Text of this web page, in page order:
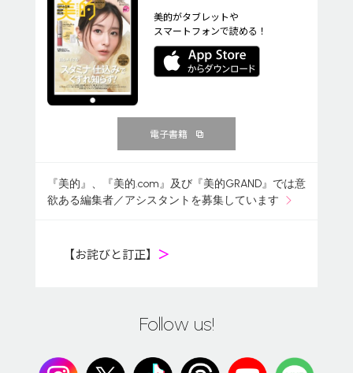
美的がタブレットや
スマートフォンで読める！
電子書籍
『美的』、『美的.com』及び『美的GRAND』では意
欲ある編集者／アシスタントを募集しています
【お詫びと訂正】 ＞
Follow us!